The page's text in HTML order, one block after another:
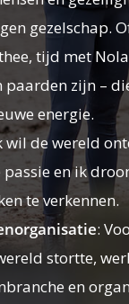
gezelschap.
tijd met
paarden zijn –
energie.
wil de wereld
en ik
te verkennen.
:
stortte,
en